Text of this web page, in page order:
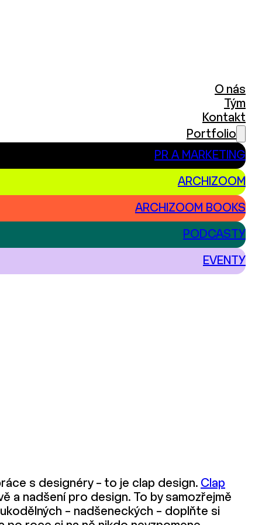
O nás
Tým
Kontakt
Portfolio
PR A MARKETING
ARCHIZOOM
ARCHIZOOM BOOKS
PODCASTY
EVENTY
s designéry – to je clap design. Clap
a nadšení pro design. To by samozřejmě
– nadšeneckých – doplňte si